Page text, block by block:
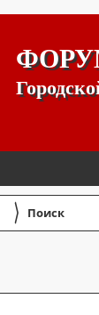
〉 Поиск